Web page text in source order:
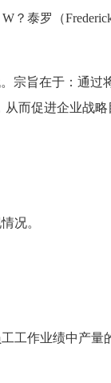
泰罗（
宗旨在于：通过
而促进企业战略
况。
工作业绩中产量